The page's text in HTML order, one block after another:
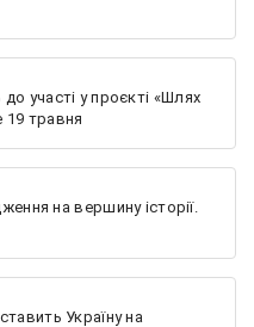
участі у проєкті «Шлях
19 травня
на вершину історії.
Україну на